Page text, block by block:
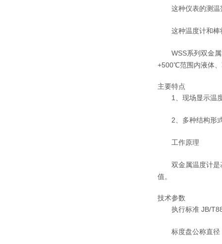
这种仪表的测温
这种温度计和棒状
WSS系列双金属
+500℃范围内液体
主要特点
1、现场显示温度
2、多种结构形式
工作原理
双金属温度计是基
值。
技术参数
执行标准 JB/
标度盘公称直径